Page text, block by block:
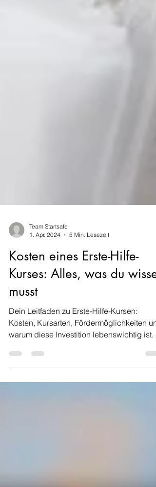
1. Apr. 2024
5 Min. Lesezeit
Kosten eines Erste-Hilfe-
Kurses: Alles, was du wissen
musst
Dein Leitfaden zu Erste-Hilfe-Kursen:
Kosten, Kursarten, Fördermöglichkeiten
warum diese Investition lebenswichtig ist.